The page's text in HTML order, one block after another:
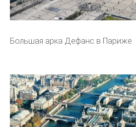
Большая арка Дефанс в Париже